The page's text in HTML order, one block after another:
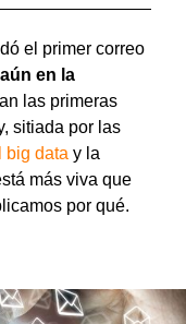
el primer correo
aún en la
las primeras
sitiada por las
big data y la
más viva que
por qué.